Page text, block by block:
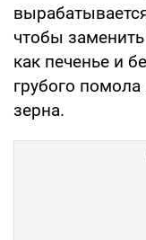
чтобы
как печенье и
грубого
зерна.